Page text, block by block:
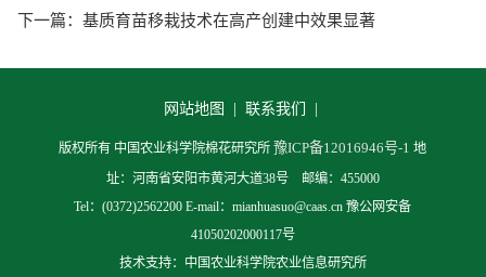
下一篇： 基质育苗移栽技术在高产创建中效果显著
网站地图 | 联系我们 |
版权所有 中国农业科学院棉花研究所豫ICP备12016946号-1 地
址：河南省安阳市黄河大道38号 邮编：455000
Tel：(0372)2562200 E-mail：mianhuasuo@caas.cn 豫公网安备
41050202000117号
技术支持：中国农业科学院农业信息研究所